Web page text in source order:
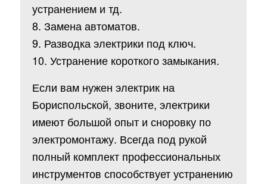
устранением и тд.
8. Замена автоматов.
9. Разводка электрики под ключ.
10. Устранение короткого замыкания.
Если вам нужен электрик на
Бориспольской, звоните, электрики
имеют большой опыт и сноровку по
электромонтажу. Всегда под рукой
полный комплект профессиональных
инструментов способствует устранению